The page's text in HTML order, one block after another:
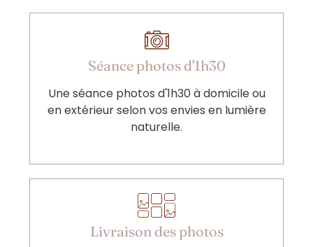
Séance photos d'1h30
Une séance photos d'1h30 à domicile ou
en extérieur selon vos envies en lumière
naturelle.
Livraison des photos